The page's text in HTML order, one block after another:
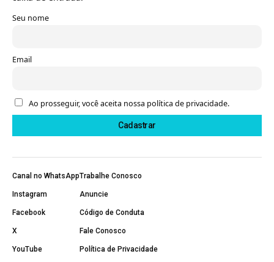
Seu nome
Email
Ao prosseguir, você aceita nossa política de privacidade.
Canal no WhatsApp
Instagram
Facebook
X
YouTube
Trabalhe Conosco
Anuncie
Código de Conduta
Fale Conosco
Política de Privacidade